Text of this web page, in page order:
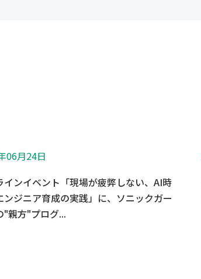
06月24日
インイベント「現場が疲弊しない、AI時
ンジニア育成の実践」に、ソニックガー
"親方"プログ...